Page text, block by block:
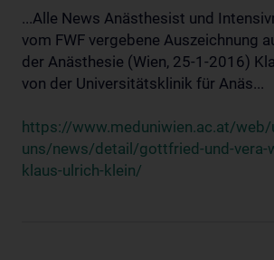
...Alle News Anästhesist und
vom FWF vergebene Auszeichnung
der Anästhesie (Wien, 25-1-2016)
von der Universitätsklinik für Anäs...
https://www.meduniwien.ac.at/web/
uns/news/detail/gottfried-und-vera-
klaus-ulrich-klein/